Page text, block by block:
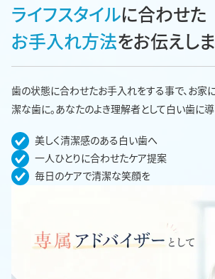
ライフスタイルに合わせた
お手入れ方法をお伝えしま
歯の状態に合わせたお手入れをする事で、お家
潔な歯に。あなたのよき理解者として白い歯に導
美しく清潔感のある白い歯へ
一人ひとりに合わせたケア提案
毎日のケアで清潔な笑顔を